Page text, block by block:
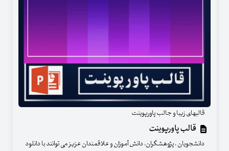
قالبهای زیبا و جالب پاورپوینت
قالب پاورپوینت
دانشجویان ، پژوهشگران، دانش آموزان و علاقمندان عزیز می توانند با دانلود